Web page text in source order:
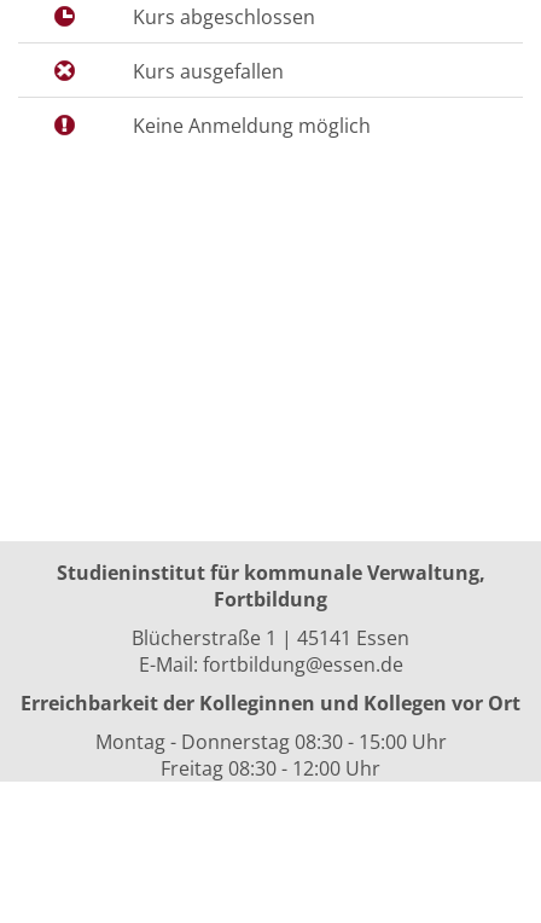
Kurs abgeschlossen
Kurs ausgefallen
Keine Anmeldung möglich
Studieninstitut für kommunale Verwaltung,
Fortbildung
Blücherstraße 1 | 45141 Essen
E-Mail: fortbildung@essen.de
Erreichbarkeit der Kolleginnen und Kollegen vor Ort
Montag - Donnerstag 08:30 - 15:00 Uhr
Freitag 08:30 - 12:00 Uhr